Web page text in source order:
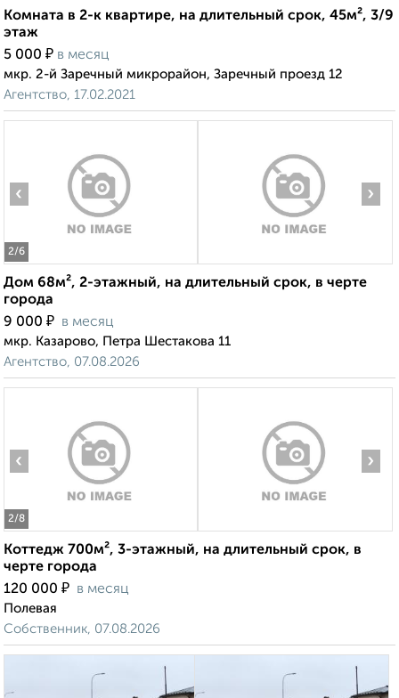
Комната в 2-к квартире, на длительный срок, 45м², 3/9
этаж
5 000 ₽ в месяц
мкр. 2-й Заречный микрорайон, Заречный проезд 12
Агентство, 17.02.2021
2/6
‹ ›
Дом 68м², 2-этажный, на длительный срок, в черте
города
9 000 ₽ в месяц
мкр. Казарово, Петра Шестакова 11
Агентство, 07.08.2026
2/8
‹ ›
Коттедж 700м², 3-этажный, на длительный срок, в
черте города
120 000 ₽ в месяц
Полевая
Собственник, 07.08.2026